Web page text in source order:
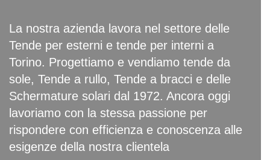
La nostra azienda lavora nel settore delle
Tende per esterni e tende per interni a
Torino. Progettiamo e vendiamo tende da
sole, Tende a rullo, Tende a bracci e delle
Schermature solari dal 1972. Ancora oggi
lavoriamo con la stessa passione per
rispondere con efficienza e conoscenza alle
esigenze della nostra clientela